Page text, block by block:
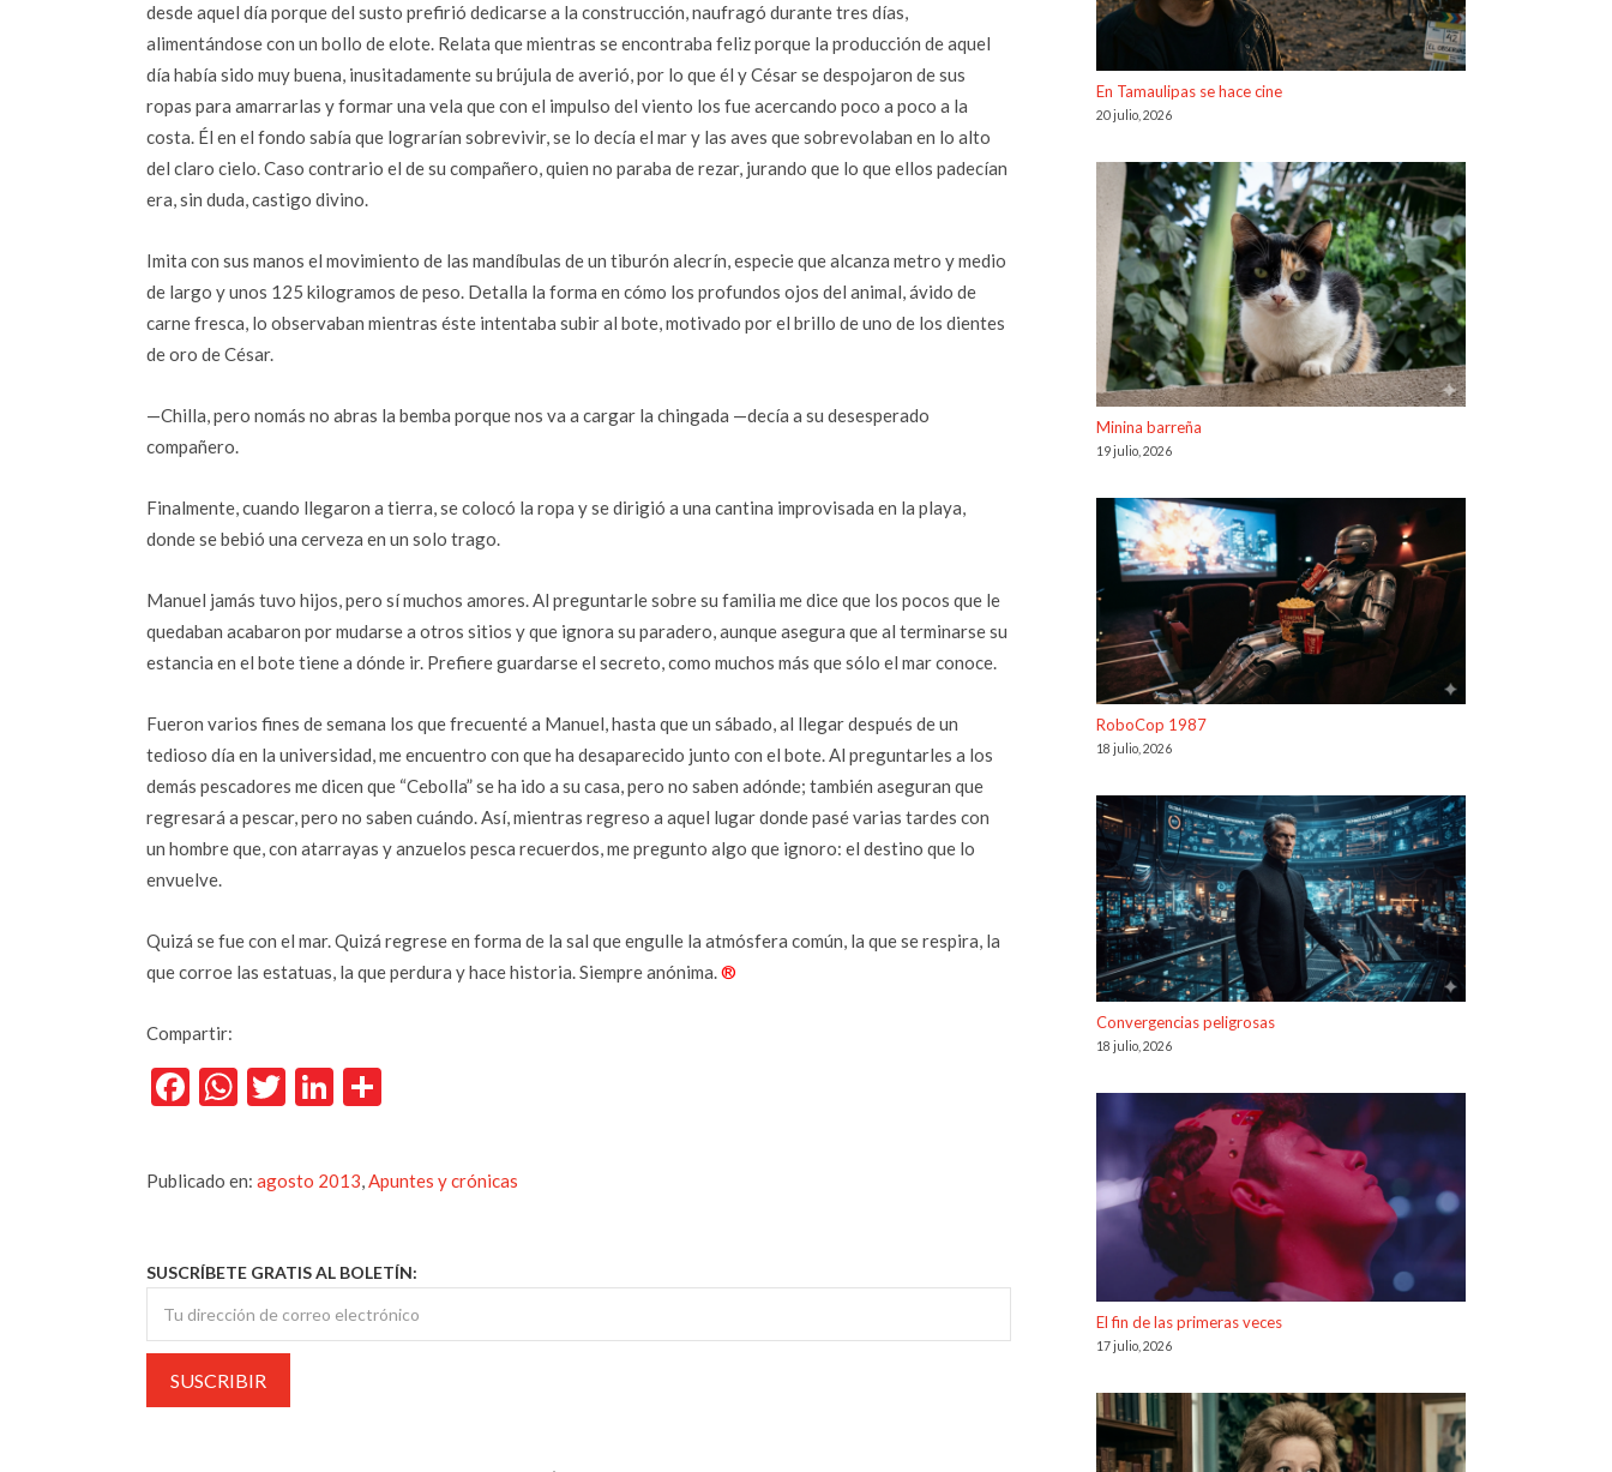
desde aquel día porque del susto prefirió dedicarse a la construcción, naufragó durante tres días,
alimentándose con un bollo de elote. Relata que mientras se encontraba feliz porque la producción de aquel
día había sido muy buena, inusitadamente su brújula de averió, por lo que él y César se despojaron de sus
ropas para amarrarlas y formar una vela que con el impulso del viento los fue acercando poco a poco a la
costa. Él en el fondo sabía que lograrían sobrevivir, se lo decía el mar y las aves que sobrevolaban en lo alto
del claro cielo. Caso contrario el de su compañero, quien no paraba de rezar, jurando que lo que ellos padecían
era, sin duda, castigo divino.
Imita con sus manos el movimiento de las mandíbulas de un tiburón alecrín, especie que alcanza metro y medio
de largo y unos 125 kilogramos de peso. Detalla la forma en cómo los profundos ojos del animal, ávido de
carne fresca, lo observaban mientras éste intentaba subir al bote, motivado por el brillo de uno de los dientes
de oro de César.
—Chilla, pero nomás no abras la bemba porque nos va a cargar la chingada —decía a su desesperado
compañero.
Finalmente, cuando llegaron a tierra, se colocó la ropa y se dirigió a una cantina improvisada en la playa,
donde se bebió una cerveza en un solo trago.
Manuel jamás tuvo hijos, pero sí muchos amores. Al preguntarle sobre su familia me dice que los pocos que le
quedaban acabaron por mudarse a otros sitios y que ignora su paradero, aunque asegura que al terminarse su
estancia en el bote tiene a dónde ir. Prefiere guardarse el secreto, como muchos más que sólo el mar conoce.
Fueron varios fines de semana los que frecuenté a Manuel, hasta que un sábado, al llegar después de un
tedioso día en la universidad, me encuentro con que ha desaparecido junto con el bote. Al preguntarles a los
demás pescadores me dicen que “Cebolla” se ha ido a su casa, pero no saben adónde; también aseguran que
regresará a pescar, pero no saben cuándo. Así, mientras regreso a aquel lugar donde pasé varias tardes con
un hombre que, con atarrayas y anzuelos pesca recuerdos, me pregunto algo que ignoro: el destino que lo
envuelve.
Quizá se fue con el mar. Quizá regrese en forma de la sal que engulle la atmósfera común, la que se respira, la
que corroe las estatuas, la que perdura y hace historia. Siempre anónima.®
Compartir:
Facebook
WhatsApp
TwitterLinkedIn
Publicado en: agosto 2013,Apuntes y crónicas
SUSCRÍBETE GRATIS AL BOLETÍN:
En Tamaulipas se hace cine
20 julio, 2026
Minina barreña
19 julio, 2026
RoboCop 1987
18 julio, 2026
Convergencias peligrosas
18 julio, 2026
El fin de las primeras veces
17 julio, 2026